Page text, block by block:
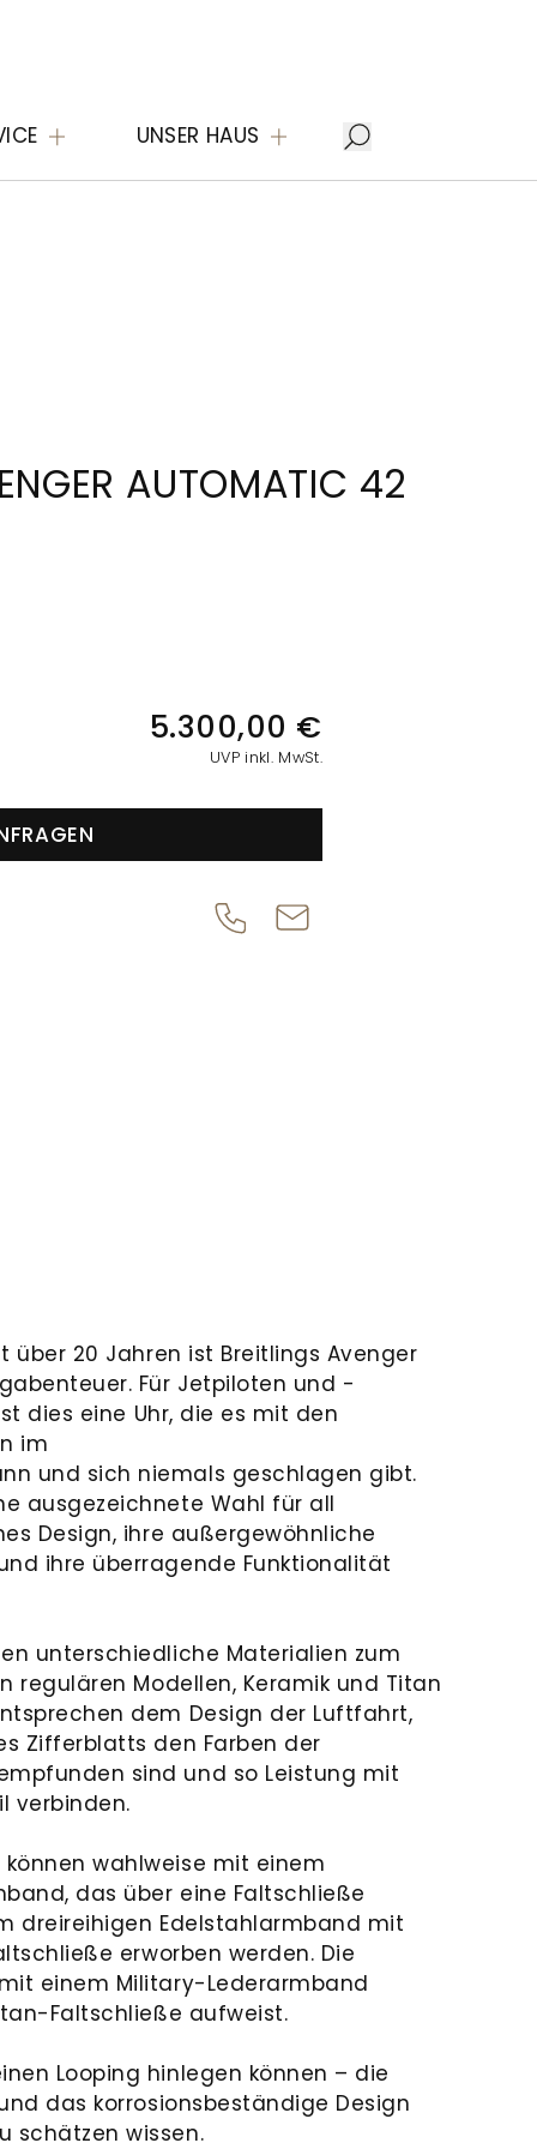
UNSER HAUS
AUTOMATIC 42
5.300,00 €
UVP inkl. MwSt.
über 20 Jahren ist Breitlings Avenger
Für Jetpiloten und -
dies eine Uhr, die es mit den
im
und sich niemals geschlagen gibt.
ausgezeichnete Wahl für all
Design, ihre außergewöhnliche
ihre überragende Funktionalität
unterschiedliche Materialien zum
regulären Modellen, Keramik und Titan
dem Design der Luftfahrt,
Zifferblatts den Farben der
sind und so Leistung mit
verbinden.
können wahlweise mit einem
das über eine Faltschließe
dreireihigen Edelstahlarmband mit
erworben werden. Die
einem Military-Lederarmband
Faltschließe aufweist.
Looping hinlegen können – die
das korrosionsbeständige Design
schätzen wissen.